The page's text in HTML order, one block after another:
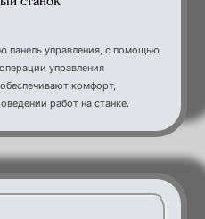
станок
панель управления, с помощью
управления
комфорт,
работ на станке.